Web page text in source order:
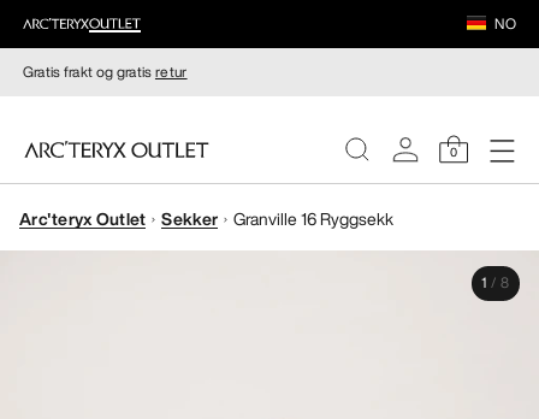
NO
Gratis frakt og gratisretur
0
DAMER
Arc'teryx Outlet Sekker Granville 16 Ryggsekk
1 / 8